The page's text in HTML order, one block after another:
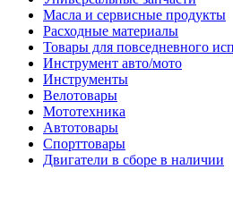
Масла и сервисные продукты
Расходные материалы
Товары для повседневного
Инструмент авто/мото
Инструменты
Велотовары
Мототехника
Автотовары
Спорттовары
Двигатели в сборе в наличии